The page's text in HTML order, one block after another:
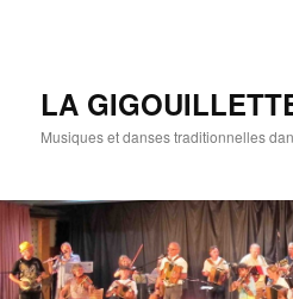
LA
Musiques et danses traditionnelles